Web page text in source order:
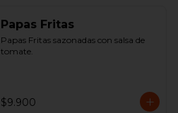
Papas Fritas
Papas Fritas sazonadas con salsa de
tomate.
$9.900